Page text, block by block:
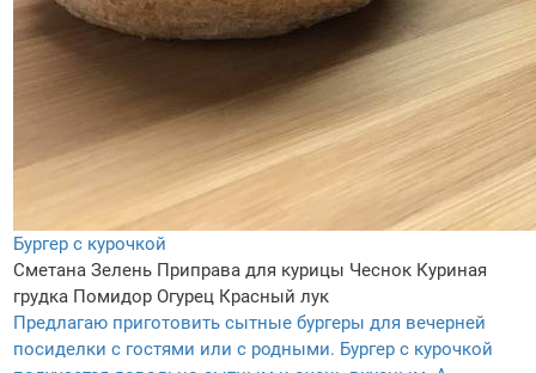
Бургер с курочкой
Сметана Зелень Приправа для курицы Чеснок Куриная
грудка Помидор Огурец Красный лук
Предлагаю приготовить сытные бургеры для вечерней
посиделки с гостями или с родными. Бургер с курочкой